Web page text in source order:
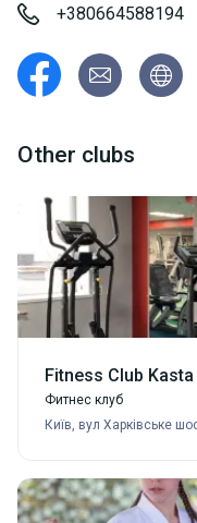
+380664588194
Other clubs
Fitness Club Kasta
Фитнес клуб
Київ, вул Харківське